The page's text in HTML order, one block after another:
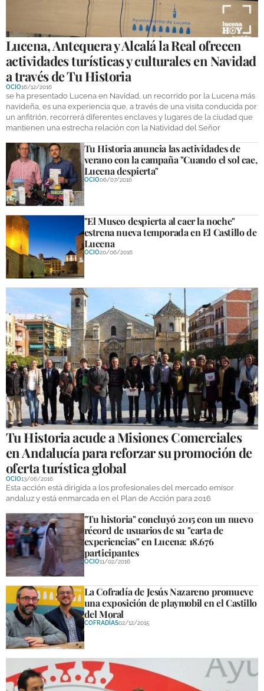
Lucena, Antequera y Alcalá la Real ofrecen
actividades turísticas y culturales en Navidad
a través de Tu Historia
OCIO16/12/2016
se ha presentado Lucena en Navidad, un recorrido por la Lucena más
navideña, es una experiencia que, a través de una visita conducida por
un anfitrión, recorrerá diferentes enclaves y lugares de la ciudad que
mantienen una estrecha relación con la Natividad del Señor
Tu Historia anuncia las actividades de
verano con la campaña "Cuando el sol cae,
Lucena despierta"
OCIO06/07/2016
"El Museo despierta al caer la noche"
estrena nueva temporada en El Castillo de
Lucena
OCIO20/06/2016
Tu Historia acude a Misiones Comerciales
en Andalucía para reforzar su promoción de
oferta turística global
OCIO13/06/2016
Esta acción está dirigida a los profesionales del mercado emisor
andaluz y está enmarcada en el Plan de Acción para 2016
"Tu historia" concluyó 2015 con un nuevo
récord de usuarios de su "carta de
experiencias" en Lucena: 18.676
participantes
OCIO11/02/2016
La Cofradía de Jesús Nazareno promueve
una exposición de playmobil en el Castillo
del Moral
COFRADÍAS02/12/2015